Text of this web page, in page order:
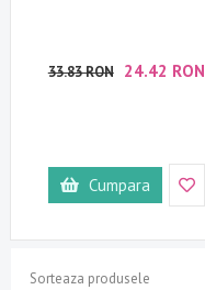
33.83 RON 24.42 RON
Cumpara
Sorteaza produsele